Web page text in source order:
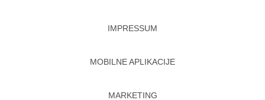
IMPRESSUM
MOBILNE APLIKACIJE
MARKETING